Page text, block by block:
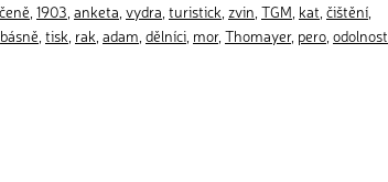
1903 anketa vydra turistick zvin TGM kat čištění
básně tisk rak adam dělníci mor, Thomayer, pero odolnost